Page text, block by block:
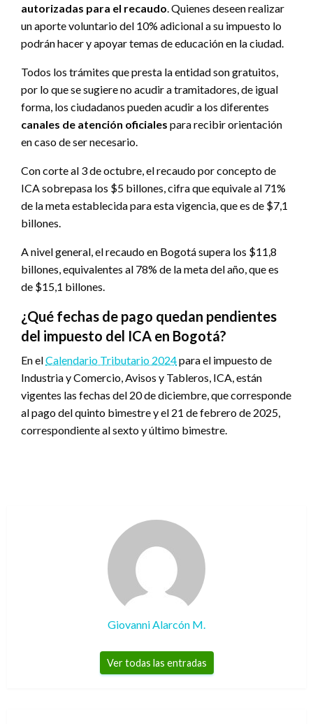
autorizadas para el recaudo. Quienes deseen realizar
un aporte voluntario del 10% adicional a su impuesto lo
podrán hacer y apoyar temas de educación en la ciudad.
Todos los trámites que presta la entidad son gratuitos,
por lo que se sugiere no acudir a tramitadores, de igual
forma, los ciudadanos pueden acudir a los diferentes
canales de atención oficiales para recibir orientación
en caso de ser necesario.
Con corte al 3 de octubre, el recaudo por concepto de
ICA sobrepasa los $5 billones, cifra que equivale al 71%
de la meta establecida para esta vigencia, que es de $7,1
billones.
A nivel general, el recaudo en Bogotá supera los $11,8
billones, equivalentes al 78% de la meta del año, que es
de $15,1 billones.
¿Qué fechas de pago quedan pendientes
del impuesto del ICA en Bogotá?
En elCalendario Tributario 2024para el impuesto de
Industria y Comercio, Avisos y Tableros, ICA, están
vigentes las fechas del 20 de diciembre, que corresponde
al pago del quinto bimestre y el 21 de febrero de 2025,
correspondiente al sexto y último bimestre.
Giovanni Alarcón M.
Ver todas las entradas